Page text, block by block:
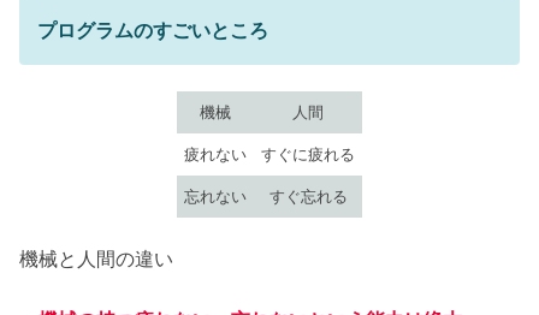
プログラムのすごいところ
機械 人間
疲れない すぐに疲れる
忘れない すぐ忘れる
機械と人間の違い